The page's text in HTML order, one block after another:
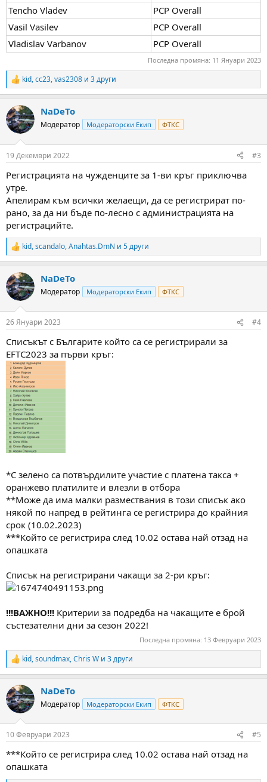
Tencho Vladev
PCP Overall
Vasil Vasilev
PCP Overall
Vladislav Varbanov
PCP Overall
Последна промяна: 11 Януари 2023
R
e
c
t
i
s
kid,cc23,vas2308 и 3 други
NaDeTo
Модератор Модераторски Екип ФТКС
19 Декември 2022 #3
Регистрацията на чужденците за 1-ви кръг приключва
утре.
Апелирам към всички желаещи, да се регистрират по-
рано, за да ни бъде по-лесно с администрацията на
регистрацийте.
R
e
c
t
i
s
kid,scandalo,Anahtas.DmN и 5 други
NaDeTo
Модератор Модераторски Екип ФТКС
26 Януари 2023 #4
Списъкът с Българите който са се регистрирали за
EFTC2023 за първи кръг:
*С зелено са потвърдилите участие с платена такса +
оранжево платилите и влезли в отбора
**Може да има малки размествания в този списък ако
някой по напред в рейтинга се регистрира до крайния
срок (10.02.2023)
***Който се регистрира след 10.02 остава най отзад на
опашката
Списък на регистрирани чакащи за 2-ри кръг:
!!!ВАЖНО!!! Критерии за подредба на чакащите е брой
състезателни дни за сезон 2022!
Последна промяна: 13 Февруари 2023
R
e
c
t
i
s
kid,soundmax,Chris W и 3 други
NaDeTo
Модератор Модераторски Екип ФТКС
10 Февруари 2023 #5
***Който се регистрира след 10.02 остава най отзад на
опашката